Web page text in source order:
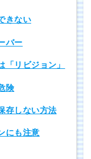
きない
バー
リビジョン」
険
存しない方法
にも注意